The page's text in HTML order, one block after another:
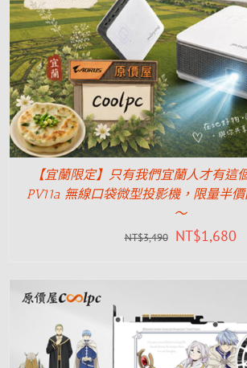
【宜蘭限定】只有我們宜蘭人才有這
PV11a 無線口袋微型投影機，限量半
～
NT$3,490 NT$1,680